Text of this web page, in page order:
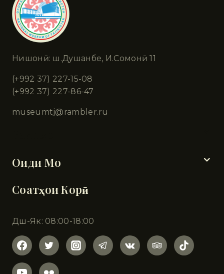
Нишонӣ: ш.Душанбе, И.Сомонӣ 11
(+992 37) 227-15-08
(+992 37) 227-86-47
museumtj@rambler.ru
Оиди Мо
Соатҳои Корӣ
Дш-Як: 08:00-18:00